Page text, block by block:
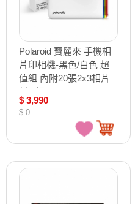
Polaroid 寶麗來 手機相
片印相機-黑色/白色 超
值組 內附20張2x3相片
DH1+DHP/DH2+DHP
$ 3,990
$ 0